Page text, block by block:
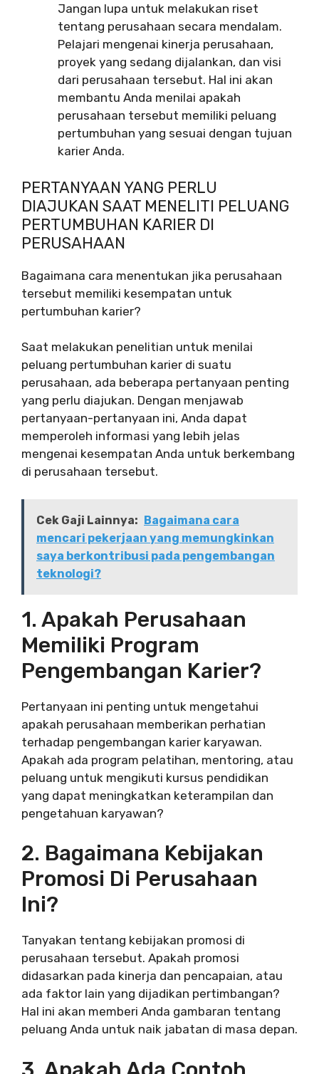
Jangan lupa untuk melakukan riset
tentang perusahaan secara mendalam.
Pelajari mengenai kinerja perusahaan,
proyek yang sedang dijalankan, dan visi
dari perusahaan tersebut. Hal ini akan
membantu Anda menilai apakah
perusahaan tersebut memiliki peluang
pertumbuhan yang sesuai dengan tujuan
karier Anda.
PERTANYAAN YANG PERLU
DIAJUKAN SAAT MENELITI PELUANG
PERTUMBUHAN KARIER DI
PERUSAHAAN
Bagaimana cara menentukan jika perusahaan
tersebut memiliki kesempatan untuk
pertumbuhan karier?
Saat melakukan penelitian untuk menilai
peluang pertumbuhan karier di suatu
perusahaan, ada beberapa pertanyaan penting
yang perlu diajukan. Dengan menjawab
pertanyaan-pertanyaan ini, Anda dapat
memperoleh informasi yang lebih jelas
mengenai kesempatan Anda untuk berkembang
di perusahaan tersebut.
Cek Gaji Lainnya: Bagaimana cara
mencari pekerjaan yang memungkinkan
saya berkontribusi pada pengembangan
teknologi?
1. Apakah Perusahaan
Memiliki Program
Pengembangan Karier?
Pertanyaan ini penting untuk mengetahui
apakah perusahaan memberikan perhatian
terhadap pengembangan karier karyawan.
Apakah ada program pelatihan, mentoring, atau
peluang untuk mengikuti kursus pendidikan
yang dapat meningkatkan keterampilan dan
pengetahuan karyawan?
2. Bagaimana Kebijakan
Promosi Di Perusahaan
Ini?
Tanyakan tentang kebijakan promosi di
perusahaan tersebut. Apakah promosi
didasarkan pada kinerja dan pencapaian, atau
ada faktor lain yang dijadikan pertimbangan?
Hal ini akan memberi Anda gambaran tentang
peluang Anda untuk naik jabatan di masa depan.